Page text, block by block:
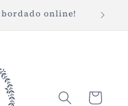
bordado online!
Carrinho